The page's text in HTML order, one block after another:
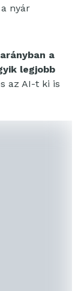
nyár
a
legjobb
az AI-t ki is